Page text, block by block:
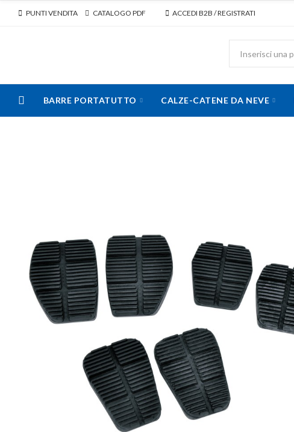
PUNTI VENDITA CATALOGO PDF ACCEDI B2B / REGISTRATI
BARRE PORTATUTTO CALZE-CATENE DA NEVE